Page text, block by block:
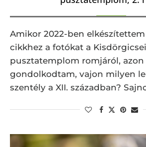
Amikor 2022-ben elkészítettem
cikkhez a fotókat a Kisdörgicsei
pusztatemplom romjáról, azon
gondolkodtam, vajon milyen
szentély a XII. században?